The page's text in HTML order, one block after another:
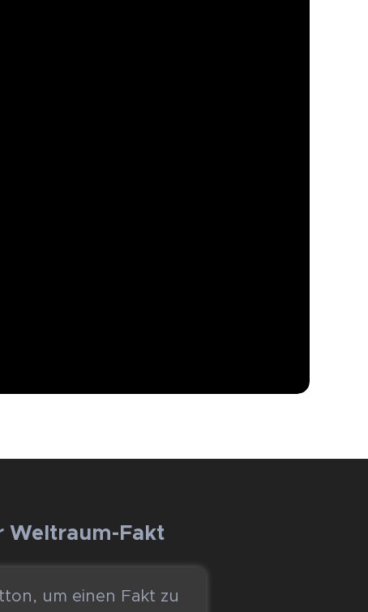
Weltraum-Fakt
um einen Fakt zu